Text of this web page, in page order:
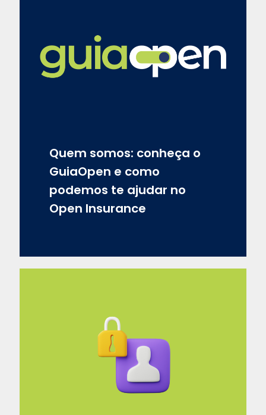
Quem somos: conheça o
GuiaOpen e como
podemos te ajudar no
Open Insurance